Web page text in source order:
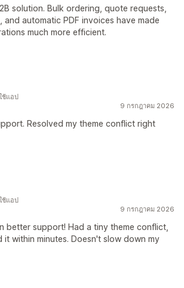
solution. Bulk ordering, quote requests,
and automatic PDF invoices have made
much more efficient.
9 กรกฎาคม 2026
Resolved my theme conflict right
ช้แอป
9 กรกฎาคม 2026
better support! Had a tiny theme conflict,
it within minutes. Doesn't slow down my
ช้แอป